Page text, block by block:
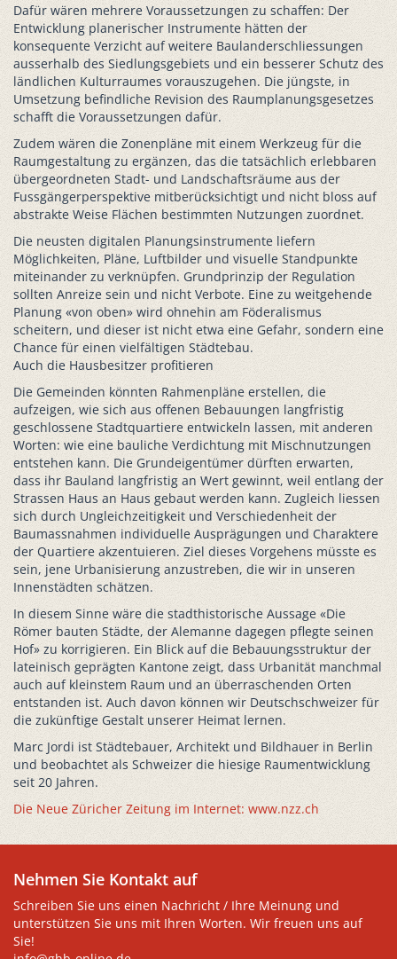
Dafür wären mehrere Voraussetzungen zu schaffen: Der
Entwicklung planerischer Instrumente hätten der
konsequente Verzicht auf weitere Baulanderschliessungen
ausserhalb des Siedlungsgebiets und ein besserer Schutz des
ländlichen Kulturraumes vorauszugehen. Die jüngste, in
Umsetzung befindliche Revision des Raumplanungsgesetzes
schafft die Voraussetzungen dafür.
Zudem wären die Zonenpläne mit einem Werkzeug für die
Raumgestaltung zu ergänzen, das die tatsächlich erlebbaren
übergeordneten Stadt- und Landschaftsräume aus der
Fussgängerperspektive mitberücksichtigt und nicht bloss auf
abstrakte Weise Flächen bestimmten Nutzungen zuordnet.
Die neusten digitalen Planungsinstrumente liefern
Möglichkeiten, Pläne, Luftbilder und visuelle Standpunkte
miteinander zu verknüpfen. Grundprinzip der Regulation
sollten Anreize sein und nicht Verbote. Eine zu weitgehende
Planung «von oben» wird ohnehin am Föderalismus
scheitern, und dieser ist nicht etwa eine Gefahr, sondern eine
Chance für einen vielfältigen Städtebau.
Auch die Hausbesitzer profitieren
Die Gemeinden könnten Rahmenpläne erstellen, die
aufzeigen, wie sich aus offenen Bebauungen langfristig
geschlossene Stadtquartiere entwickeln lassen, mit anderen
Worten: wie eine bauliche Verdichtung mit Mischnutzungen
entstehen kann. Die Grundeigentümer dürften erwarten,
dass ihr Bauland langfristig an Wert gewinnt, weil entlang der
Strassen Haus an Haus gebaut werden kann. Zugleich liessen
sich durch Ungleichzeitigkeit und Verschiedenheit der
Baumassnahmen individuelle Ausprägungen und Charaktere
der Quartiere akzentuieren. Ziel dieses Vorgehens müsste es
sein, jene Urbanisierung anzustreben, die wir in unseren
Innenstädten schätzen.
In diesem Sinne wäre die stadthistorische Aussage «Die
Römer bauten Städte, der Alemanne dagegen pflegte seinen
Hof» zu korrigieren. Ein Blick auf die Bebauungsstruktur der
lateinisch geprägten Kantone zeigt, dass Urbanität manchmal
auch auf kleinstem Raum und an überraschenden Orten
entstanden ist. Auch davon können wir Deutschschweizer für
die zukünftige Gestalt unserer Heimat lernen.
Marc Jordi ist Städtebauer, Architekt und Bildhauer in Berlin
und beobachtet als Schweizer die hiesige Raumentwicklung
seit 20 Jahren.
Die Neue Züricher Zeitung im Internet: www.nzz.ch
Nehmen Sie Kontakt auf
Schreiben Sie uns einen Nachricht / Ihre Meinung und
unterstützen Sie uns mit Ihren Worten. Wir freuen uns auf
Sie!